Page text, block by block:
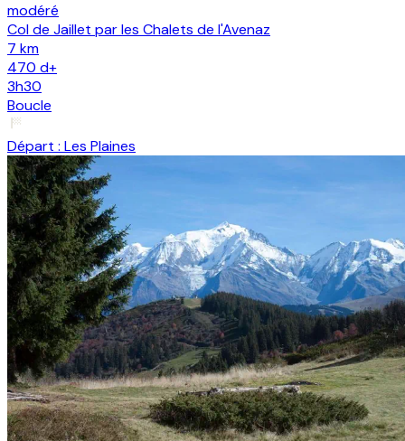
modéré
Col de Jaillet par les Chalets de l'Avenaz
7 km
470 d+
3h30
Boucle
Départ : Les Plaines